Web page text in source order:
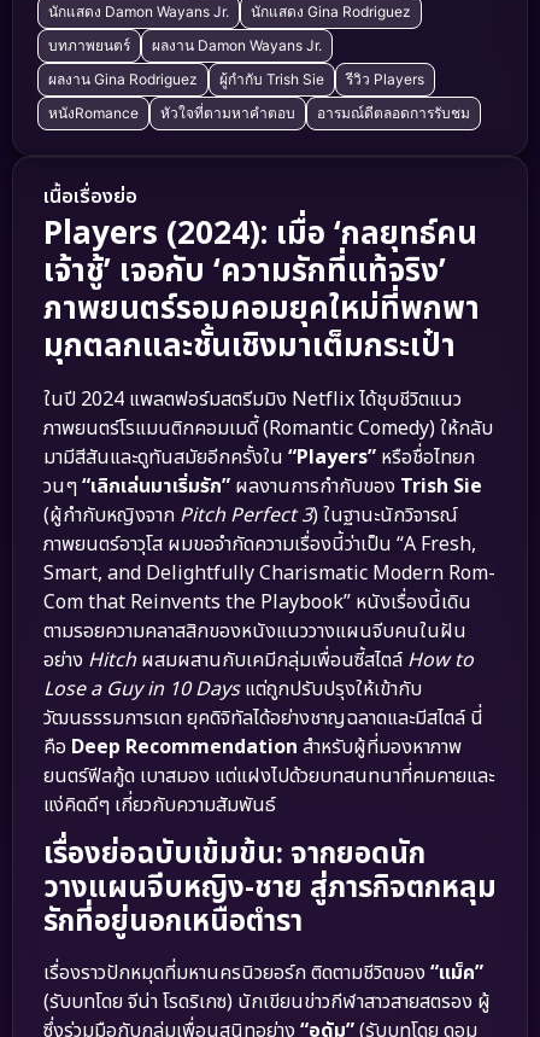
นักแสดง Damon Wayans Jr.
นักแสดง Gina Rodriguez
บทภาพยนตร์
ผลงาน Damon Wayans Jr.
ผลงาน Gina Rodriguez
ผู้กำกับ Trish Sie
รีวิว Players
หนังRomance
หัวใจที่ตามหาคำตอบ อารมณ์ดีตลอดการรับชม
เนื้อเรื่องย่อ
Players (2024): เมื่อ ‘กลยุทธ์คน
เจ้าชู้’ เจอกับ ‘ความรักที่แท้จริง’
ภาพยนตร์รอมคอมยุคใหม่ที่พกพา
มุกตลกและชั้นเชิงมาเต็มกระเป๋า
ในปี 2024 แพลตฟอร์มสตรีมมิง Netflix ได้ชุบชีวิตแนว
ภาพยนตร์โรแมนติกคอมเมดี้ (Romantic Comedy) ให้กลับ
มามีสีสันและดูทันสมัยอีกครั้งใน “Players” หรือชื่อไทยก
วนๆ“เลิกเล่นมาเริ่มรัก” ผลงานการกำกับของ Trish Sie
(ผู้กำกับหญิงจาก Pitch Perfect 3) ในฐานะนักวิจารณ์
ภาพยนตร์อาวุโส ผมขอจำกัดความเรื่องนี้ว่าเป็น “A Fresh,
Smart, and Delightfully Charismatic Modern Rom-
Com that Reinvents the Playbook” หนังเรื่องนี้เดิน
ตามรอยความคลาสสิกของหนังแนววางแผนจีบคนในฝัน
อย่าง Hitchผสมผสานกับเคมีกลุ่มเพื่อนซี้สไตล์ How to
Lose a Guy in 10 Daysแต่ถูกปรับปรุงให้เข้ากับ
วัฒนธรรมการเดท ยุคดิจิทัลได้อย่างชาญฉลาดและมีสไตล์ นี่
คือ Deep Recommendation สำหรับผู้ที่มองหาภาพ
ยนตร์ฟีลกู้ด เบาสมอง แต่แฝงไปด้วยบทสนทนาที่คมคายและ
แง่คิดดีๆ เกี่ยวกับความสัมพันธ์
เรื่องย่อฉบับเข้มข้น: จากยอดนัก
วางแผนจีบหญิง-ชาย สู่ภารกิจตกหลุม
รักที่อยู่นอกเหนือตำรา
เรื่องราวปักหมุดที่มหานครนิวยอร์ก ติดตามชีวิตของ “แม็ค”
(รับบทโดย จีน่า โรดริเกซ) นักเขียนข่าวกีฬาสาวสายสตรอง ผู้
ซึ่งร่วมมือกับกลุ่มเพื่อนสนิทอย่าง “อดัม”(รับบทโดย ดอม